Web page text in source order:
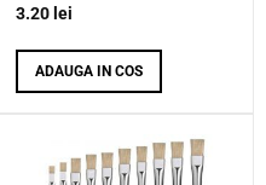
3.20 lei
ADAUGA IN COS